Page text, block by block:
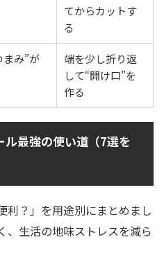
てからカットす
る
まみ”が
端を少し折り返
して“開け口”を
作る
ル最強の使い道（7選を
利？」を用途別にまとめまし
、生活の地味ストレスを減ら